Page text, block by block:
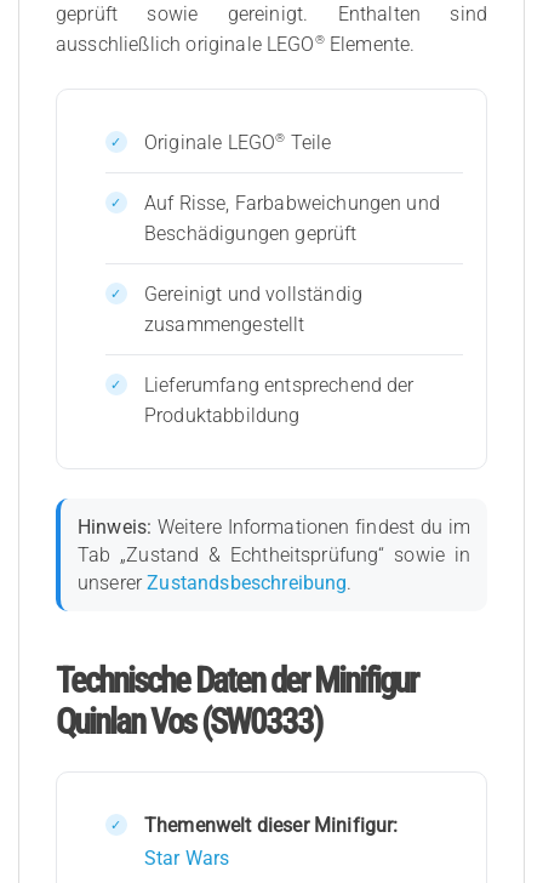
geprüft sowie gereinigt. Enthalten sind
ausschließlich originale LEGO®Elemente.
Originale LEGO® Teile
Auf Risse, Farbabweichungen und
Beschädigungen geprüft
Gereinigt und vollständig
zusammengestellt
Lieferumfang entsprechend der
Produktabbildung
Hinweis: Weitere Informationen findest du im
Tab „Zustand & Echtheitsprüfung“ sowie in
unsererZustandsbeschreibung.
Technische Daten der Minifigur
Quinlan Vos (SW0333)
Themenwelt dieser Minifigur:
Star Wars